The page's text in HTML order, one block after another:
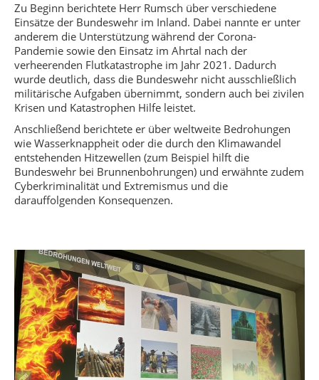
Zu Beginn berichtete Herr Rumsch über verschiedene
Einsätze der Bundeswehr im Inland. Dabei nannte er unter
anderem die Unterstützung während der Corona-
Pandemie sowie den Einsatz im Ahrtal nach der
verheerenden Flutkatastrophe im Jahr 2021. Dadurch
wurde deutlich, dass die Bundeswehr nicht ausschließlich
militärische Aufgaben übernimmt, sondern auch bei zivilen
Krisen und Katastrophen Hilfe leistet.
Anschließend berichtete er über weltweite Bedrohungen
wie Wasserknappheit oder die durch den Klimawandel
entstehenden Hitzewellen (zum Beispiel hilft die
Bundeswehr bei Brunnenbohrungen) und erwähnte zudem
Cyberkriminalität und Extremismus und die
darauffolgenden Konsequenzen.